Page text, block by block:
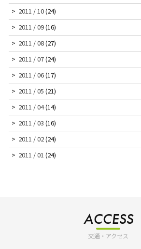
2011 / 10(24)
2011 / 09(16)
2011 / 08(27)
2011 / 07(24)
2011 / 06(17)
2011 / 05 (21)
2011 / 04(14)
2011 / 03 (16)
2011 / 02(24)
2011 / 01 (24)
ACCESS
交通・アクセス